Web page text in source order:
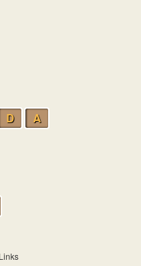
D
A